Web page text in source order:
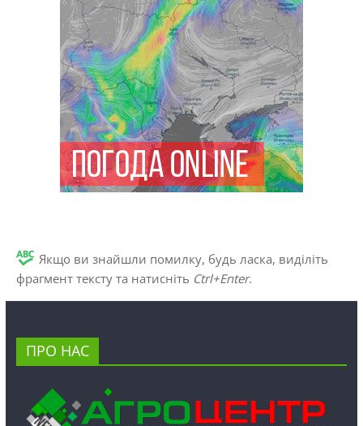
Якщо ви знайшли помилку, будь ласка, виділіть
фрагмент тексту та натисніть Ctrl+Enter.
ПРО НАС